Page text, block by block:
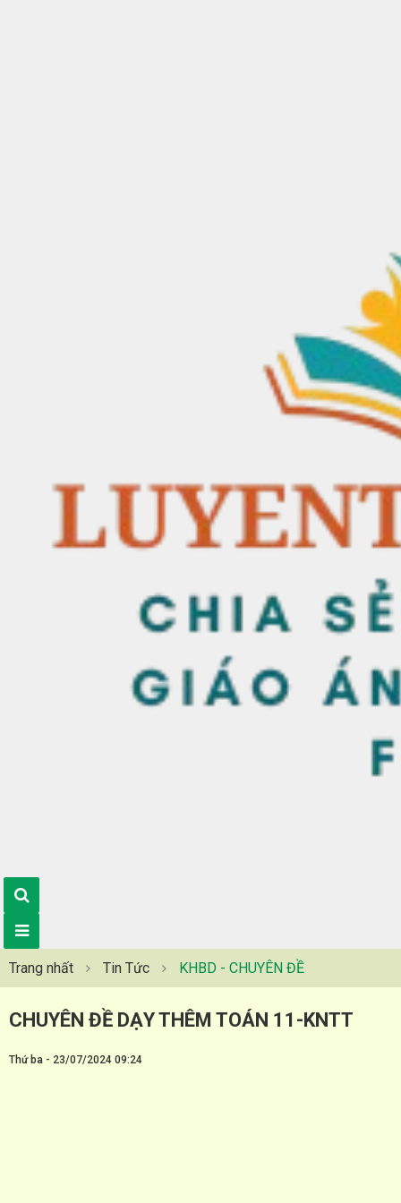
Trang nhất Tin Tức KHBD - CHUYÊN ĐỀ
CHUYÊN ĐỀ DẠY THÊM TOÁN 11-KNTT
Thứ ba - 23/07/2024 09:24